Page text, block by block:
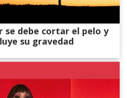
se debe cortar el pelo y
su gravedad